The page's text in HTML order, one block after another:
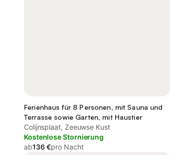
Ferienhaus für 8 Personen, mit Sauna und
Terrasse sowie Garten, mit Haustier
Colijnsplaat, Zeeuwse Kust
Kostenlose Stornierung
ab136 €pro Nacht